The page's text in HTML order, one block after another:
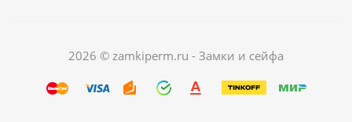
2026 © zamkiperm.ru - Замки и сейфа